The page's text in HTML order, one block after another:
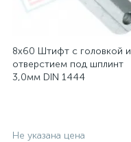
8х60 Штифт с головкой и
отверстием под шплинт
3,0мм DIN 1444
Не указана цена